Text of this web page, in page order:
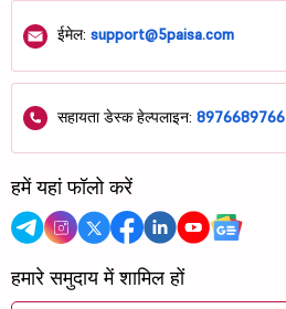
ईमेल: support@5paisa.com
सहायता डेस्क हेल्पलाइन: 8976689766
हमें यहां फॉलो करें
हमारे समुदाय में शामिल हों